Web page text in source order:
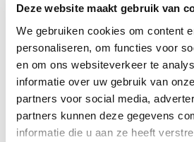
Deze website maakt gebruik van
We gebruiken cookies om content
personaliseren, om functies voor
en om ons websiteverkeer te
informatie over uw gebruik van
partners voor social media,
partners kunnen deze gegevens
informatie die u aan ze heeft
Je weet dat de feestdagen echt ten
Driekoningen eraan komt. De wijzen
het Verre Oosten en reiken zelfs tot in
wie viert het eigenlijk nog? De tradities
christelijke feestdag lijken in rap tempo